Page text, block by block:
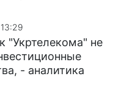
"Укртелекома" не
- аналитика